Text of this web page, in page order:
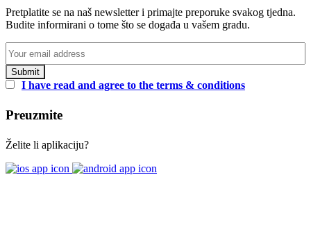
Pretplatite se na naš newsletter i primajte preporuke svakog tjedna.
Budite informirani o tome što se događa u vašem gradu.
I have read and agree to the terms & conditions
Preuzmite
Želite li aplikaciju?